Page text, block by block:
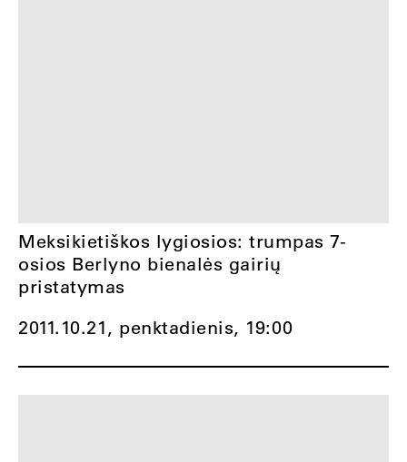
2011.10.21, penktadienis, 19:00
Meksikietiškos lygiosios: trumpas 7-
osios Berlyno bienalės gairių
pristatymas